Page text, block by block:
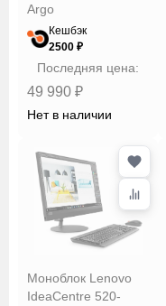
Argo
Кешбэк
2500 ₽
Последняя цена:
49 990 ₽
Нет в наличии
Моноблок Lenovo
IdeaCentre 520-